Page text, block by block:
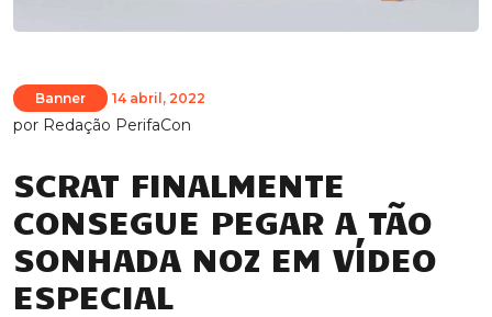
Banner 14 abril, 2022
por Redação PerifaCon
SCRAT FINALMENTE
CONSEGUE PEGAR A TÃO
SONHADA NOZ EM VÍDEO
ESPECIAL